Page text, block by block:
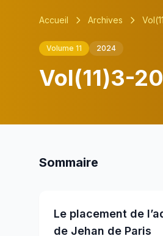
Accueil Archives
Volume 11 2024
Vol(11)3-
Sommaire
Le placement de
de Jehan de Paris